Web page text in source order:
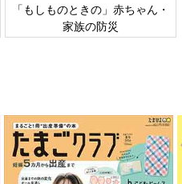
「もしものときの」赤ちゃん・
家族の防災